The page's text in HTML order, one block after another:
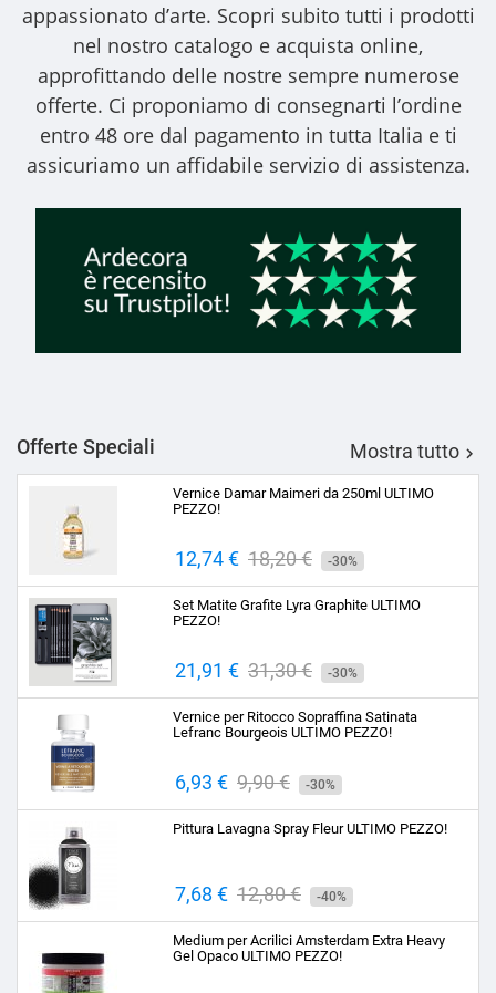
appassionato d’arte. Scopri subito tutti i prodotti
nel nostro catalogo e acquista online,
approfittando delle nostre sempre numerose
offerte. Ci proponiamo di consegnarti l’ordine
entro 48 ore dal pagamento in tutta Italia e ti
assicuriamo un affidabile servizio di assistenza.
Offerte Speciali Mostra tutto 
Vernice Damar Maimeri da 250ml ULTIMO
PEZZO!
Prezzo
12,74 € Prezzo
base
18,20 € -30%
Set Matite Grafite Lyra Graphite ULTIMO
PEZZO!
Prezzo
21,91 € Prezzo
base
31,30 € -30%
Vernice per Ritocco Sopraffina Satinata
Lefranc Bourgeois ULTIMO PEZZO!
Prezzo
6,93 € Prezzo
base
9,90 € -30%
Pittura Lavagna Spray Fleur ULTIMO PEZZO!
Prezzo
7,68 € Prezzo
base
12,80 € -40%
Medium per Acrilici Amsterdam Extra Heavy
Gel Opaco ULTIMO PEZZO!